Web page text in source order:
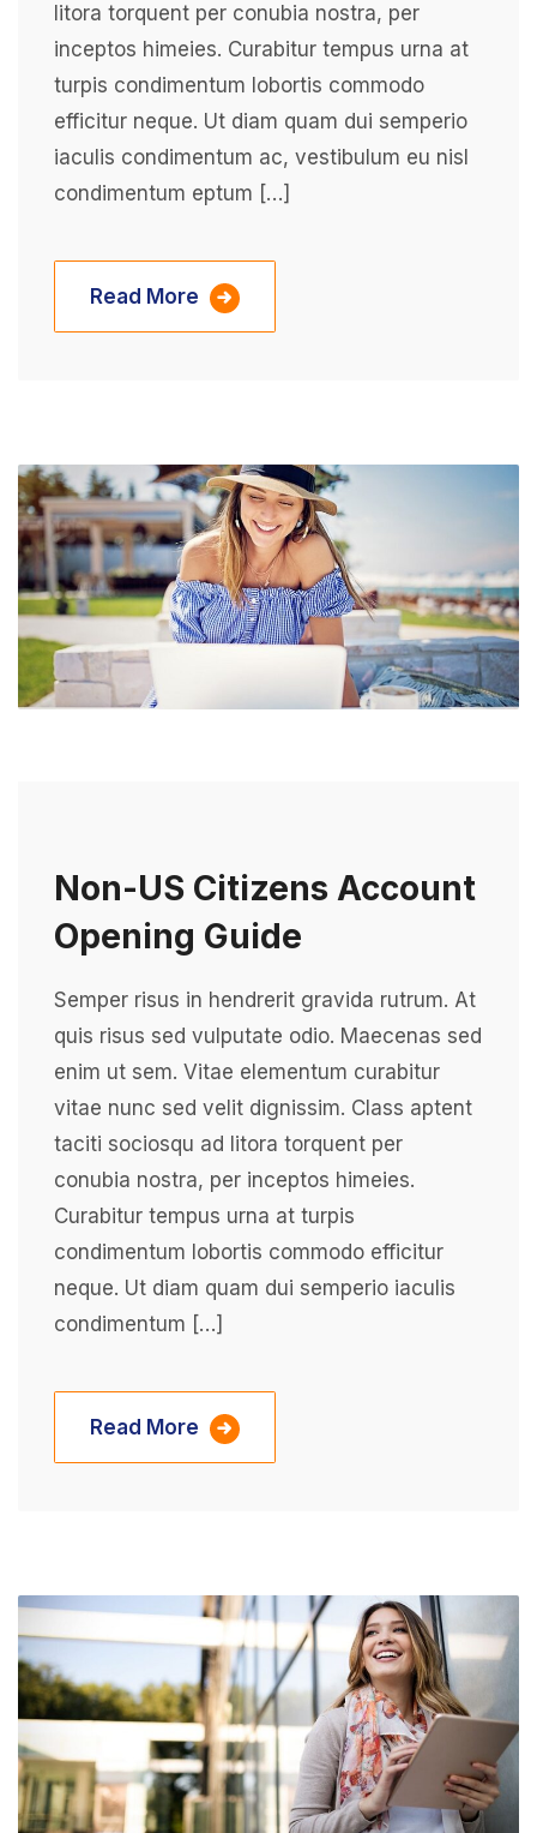
litora torquent per conubia nostra, per
inceptos himeies. Curabitur tempus urna at
turpis condimentum lobortis commodo
efficitur neque. Ut diam quam dui semperio
iaculis condimentum ac, vestibulum eu nisl
condimentum eptum […]
Read More
Non-US Citizens Account
Opening Guide
Semper risus in hendrerit gravida rutrum. At
quis risus sed vulputate odio. Maecenas sed
enim ut sem. Vitae elementum curabitur
vitae nunc sed velit dignissim. Class aptent
taciti sociosqu ad litora torquent per
conubia nostra, per inceptos himeies.
Curabitur tempus urna at turpis
condimentum lobortis commodo efficitur
neque. Ut diam quam dui semperio iaculis
condimentum […]
Read More